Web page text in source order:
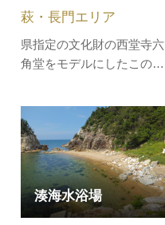
柑ソフトなどのテイクアウ
トコーナ…
県指定の文化財の西堂寺六
角堂をモデルにしたこの施
ストランや近隣市町村の各
種情報を発信しています。
駐車場を囲むようにして、
ツツジが植栽されており、
ゴールデンウィーク頃に見
ごろをむかえます。＼美味
萩・長門エリア
湊海水浴場